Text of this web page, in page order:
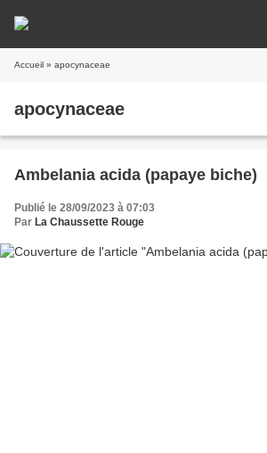
Accueil » apocynaceae
apocynaceae
Ambelania acida (papaye biche)
Publié le 28/09/2023 à 07:03
Par La Chaussette Rouge